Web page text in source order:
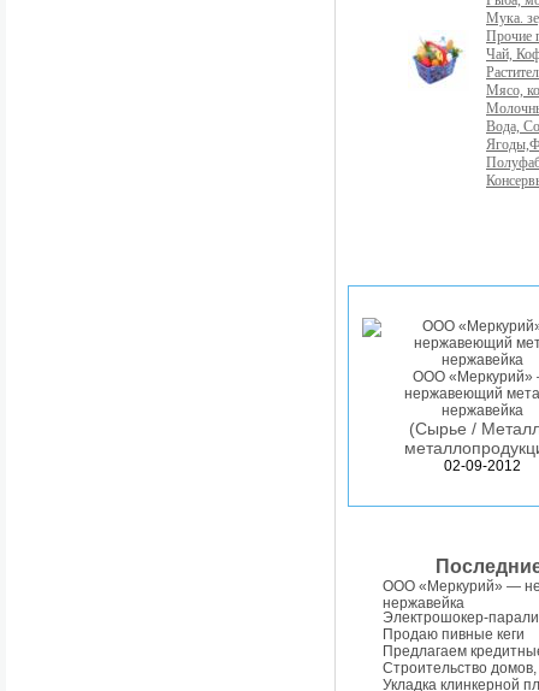
Мука.
Прочие
Чай,
Мясо,
Вода,
ООО
нержавеющий
нержавейка
(Сырье /
02-09-2012
ООО «Меркурий» —
нержавейка
Электрошокер-
Продаю пивные кеги
Предлагаем
Строительство
Укладка клинкерной